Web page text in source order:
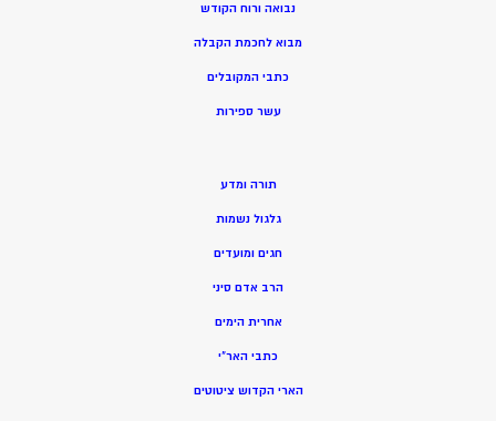
נבואה ורוח הקודש
מבוא לחכמת הקבלה
כתבי המקובלים
עשר ספירות
תורה ומדע
גלגול נשמות
חגים ומועדים
הרב אדם סיני
אחרית הימים
כתבי האר”י
הארי הקדוש ציטוטים